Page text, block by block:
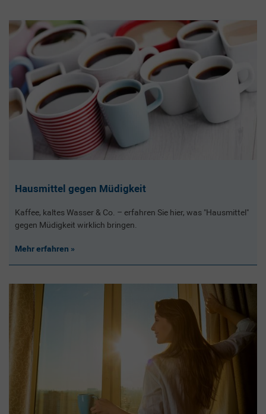
Hausmittel gegen Müdigkeit
Kaffee, kaltes Wasser & Co. – erfahren Sie hier, was "Hausmittel"
gegen Müdigkeit wirklich bringen.
Mehr erfahren